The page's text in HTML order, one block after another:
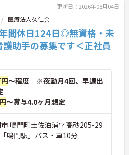
です
指しやすい環境です♪
す
せる環境です♪
更新日：2026年08月04日
医療法人久仁会
年間休日124日◎無資格・未
助手の募集です＜正社員
～程度 ※夜勤月4回、早遅出
～賞与4.0ヶ月想定
鳴門町土佐泊浦字高砂205-29
鳴門駅」バス・車10分